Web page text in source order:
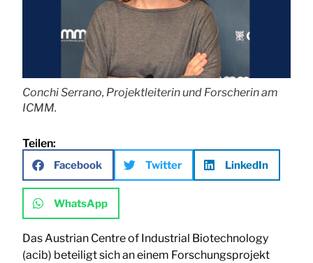
Conchi Serrano, Projektleiterin und Forscherin am
ICMM.
Teilen:
Facebook Twitter LinkedIn
WhatsApp
Das Austrian Centre of Industrial Biotechnology
(acib) beteiligt sich an einem Forschungsprojekt